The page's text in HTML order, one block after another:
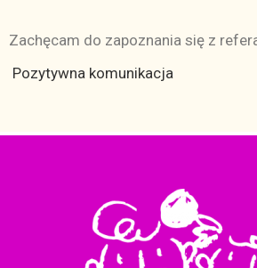
Zachęcam do zapoznania się z
Pozytywna komunikacja